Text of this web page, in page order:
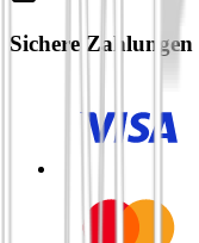
Sichere Zahlungen